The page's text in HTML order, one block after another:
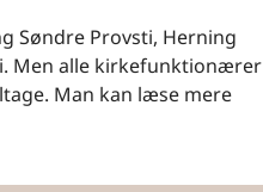
Søndre Provsti, Herning
Men alle kirkefunktionærer
Man kan læse mere